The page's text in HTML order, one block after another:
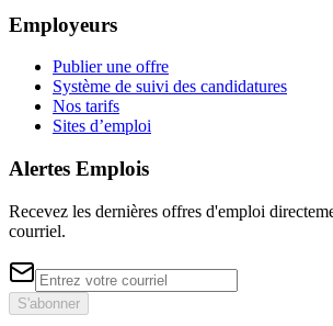
Employeurs
Publier une offre
Système de suivi des candidatures
Nos tarifs
Sites d’emploi
Alertes Emplois
Recevez les dernières offres d'emploi
courriel.
S'abonner